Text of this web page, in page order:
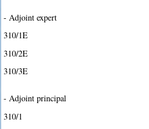
- Adjoint expert
310/1E
310/2E
310/3E
- Adjoint principal
310/1